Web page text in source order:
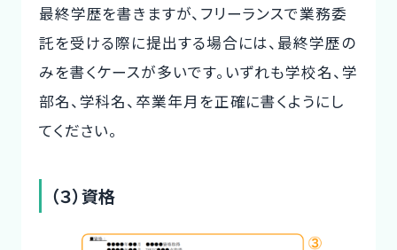
最終学歴を書きますが、フリーランスで業務委
託を受ける際に提出する場合には、最終学歴の
みを書くケースが多いです。いずれも学校名、学
部名、学科名、卒業年月を正確に書くようにし
てください。
（３）資格